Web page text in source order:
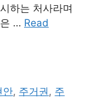
하는 처사라며
… Read
안, 주거권, 주